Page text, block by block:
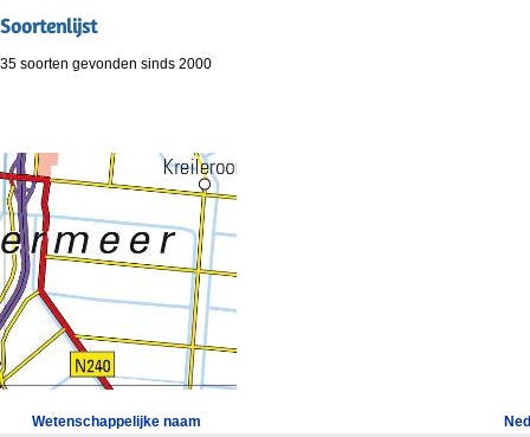
Soortenlijst
35 soorten gevonden sinds 2000
Wetenschappelijke naam